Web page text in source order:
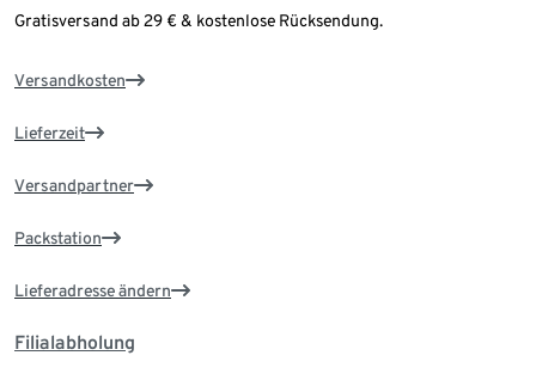
Gratisversand ab 29 € & kostenlose Rücksendung.
Versandkosten
Lieferzeit
Versandpartner
Packstation
Lieferadresse ändern
Filialabholung